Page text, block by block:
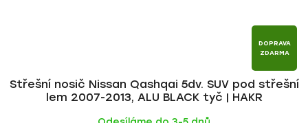
DOPRAVA
ZDARMA
Střešní nosič Nissan Qashqai 5dv. SUV pod střešní
lem 2007-2013, ALU BLACK tyč | HAKR